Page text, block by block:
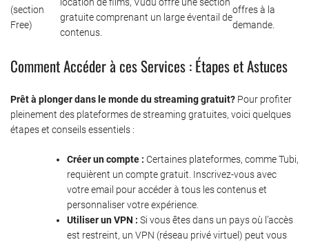
(section
Free)
gratuite comprenant un large éventail de
contenus.
offres à la
demande.
Comment Accéder à ces Services : Étapes et Astuces
Prêt à plonger dans le monde du streaming gratuit? Pour profiter
pleinement des plateformes de streaming gratuites, voici quelques
étapes et conseils essentiels :
Créer un compte : Certaines plateformes, comme Tubi,
requièrent un compte gratuit. Inscrivez-vous avec
votre email pour accéder à tous les contenus et
personnaliser votre expérience.
Utiliser un VPN : Si vous êtes dans un pays où l’accès
est restreint, un VPN (réseau privé virtuel) peut vous